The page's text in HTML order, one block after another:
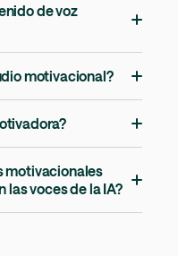
de voz
motivacional?
motivacionales
las voces de la IA?